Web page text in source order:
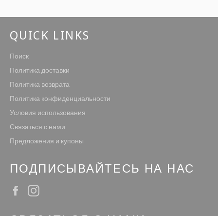
QUICK LINKS
Поиск
Политика доставки
Политика возврата
Политика конфиденциальности
Условия использования
Связаться с нами
Предложения и купоны
ПОДПИСЫВАЙТЕСЬ НА НАС
Facebook